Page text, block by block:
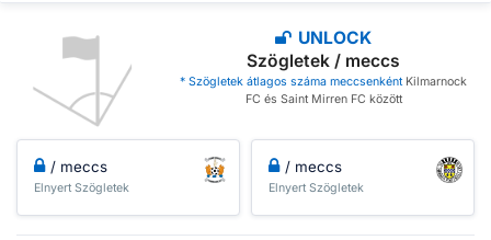
UNLOCK
Szögletek / meccs
* Szögletek átlagos száma meccsenkéntKilmarnock
FC és Saint Mirren FC között
/ meccs
Elnyert Szögletek
/ meccs
Elnyert Szögletek